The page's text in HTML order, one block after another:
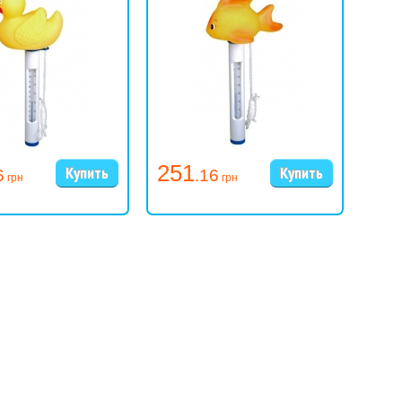
грн 251.16 грн